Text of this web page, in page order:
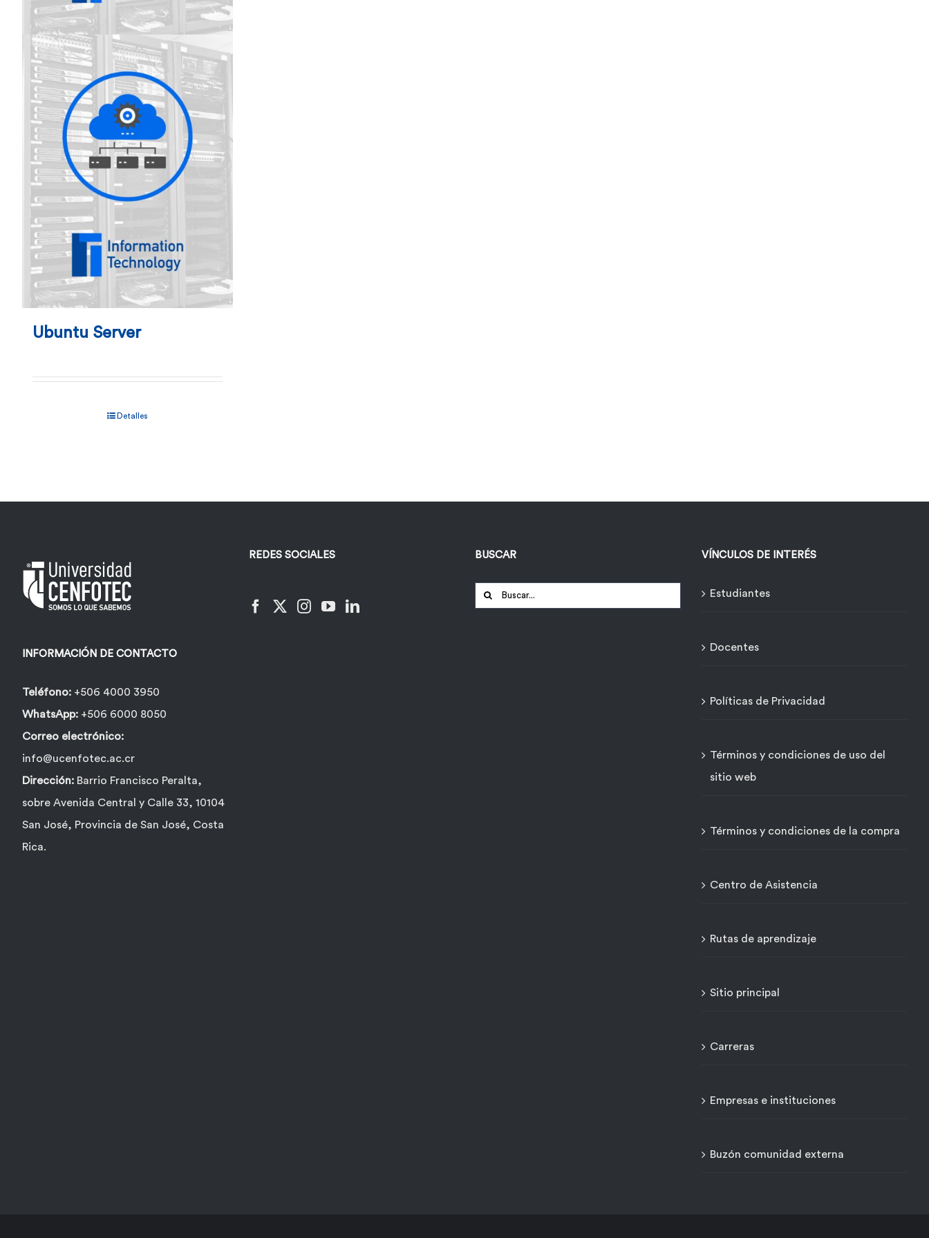
Ubuntu Server
Detalles
INFORMACIÓN DE CONTACTO
Teléfono: +506 4000 3950
WhatsApp: +506 6000 8050
Correo electrónico:
info@ucenfotec.ac.cr
Dirección: Barrio Francisco Peralta,
sobre Avenida Central y Calle 33, 10104
San José, Provincia de San José, Costa
Rica.
REDES SOCIALES BUSCAR
Buscar:
VÍNCULOS DE INTERÉS
Estudiantes
Docentes
Políticas de Privacidad
Términos y condiciones de uso del
sitio web
Términos y condiciones de la compra
Centro de Asistencia
Rutas de aprendizaje
Sitio principal
Carreras
Empresas e instituciones
Buzón comunidad externa